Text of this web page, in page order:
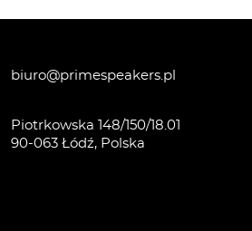
biuro@primespeakers.pl
Piotrkowska 148/150/18.01
90-063 Łódź, Polska